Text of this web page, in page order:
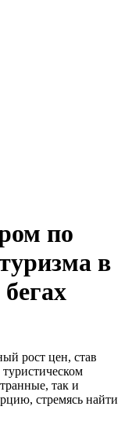
6685155934
по
в
так и
стремясь найти